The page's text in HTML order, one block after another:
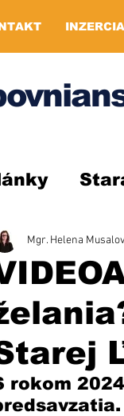
INZERCIA
Mgr. Helena
rokom